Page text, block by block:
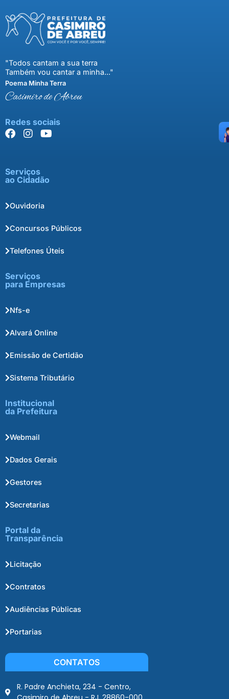
"Todos cantam a sua terra
Também vou cantar a minha..."
Poema Minha Terra
Casimiro de Abreu
Redes sociais
Serviços
ao Cidadão
Ouvidoria
Concursos Públicos
Telefones Úteis
Serviços
para Empresas
Nfs-e
Alvará Online
Emissão de Certidão
Sistema Tributário
Institucional
da Prefeitura
Webmail
Dados Gerais
Gestores
Secretarias
Portal da
Transparência
Licitação
Contratos
Audiências Públicas
Portarias
CONTATOS
R. Padre Anchieta, 234 - Centro,